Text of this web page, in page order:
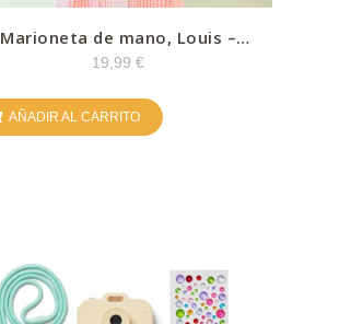
Marioneta de mano, Louis –
Lilliputiens
19,99€
AÑADIR AL CARRITO